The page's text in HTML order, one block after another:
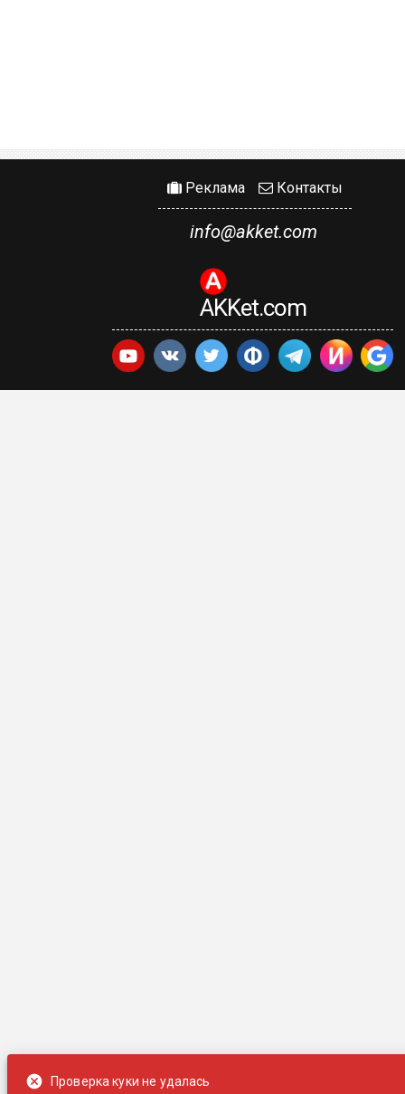
Проверка куки не удалась
Реклама Контакты
info@akket.com
AKKet.com